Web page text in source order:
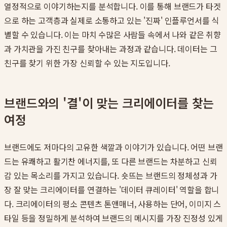
열정적으로 이야기하는지를 분석합니다. 이를 통해 브랜드가 타겟
으로 하는 고객층과 실제로 소통하고 있는 '진짜' 인플루언서를 식
별할 수 있습니다. 이는 마치 수많은 사람들 속에서 나와 같은 취향
과 가치관을 가진 친구를 찾아내는 과정과 같습니다. 데이터는 그
친구를 찾기 위한 가장 신뢰할 수 있는 지도입니다.
브랜드와의 '결'이 맞는 크리에이터를 찾는
여정
브랜드에도 저마다의 고유한 색깔과 이야기가 있습니다. 어떤 브랜
드는 유쾌하고 활기찬 에너지를, 또 다른 브랜드는 차분하고 신뢰
감 있는 목소리를 가지고 있습니다. 숏뜨는 브랜드의 정체성과 가
장 잘 맞는 크리에이터를 연결하는 '데이터 큐레이터' 역할을 합니
다. 크리에이터의 평소 콘텐츠 톤앤매너, 사용하는 단어, 이미지 스
타일 등을 정밀하게 분석하여 브랜드의 메시지를 가장 진정성 있게